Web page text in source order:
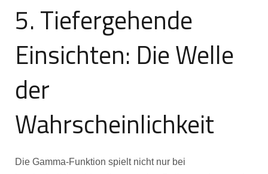
5. Tiefergehende
Einsichten: Die Welle
der
Wahrscheinlichkeit
Die Gamma-Funktion spielt nicht nur bei